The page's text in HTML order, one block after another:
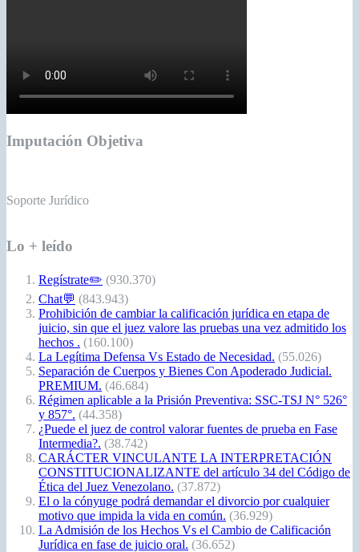
Imputación Objetiva
Soporte Jurídico
Lo + leído
Regístrate✏️ (930.370)
Chat💬 (843.943)
Prohibición de cambiar la calificación jurídica en etapa de
juicio, sin que el juez valore las pruebas una vez admitido los
hechos . (160.100)
La Legítima Defensa Vs Estado de Necesidad. (55.026)
Separación de Cuerpos y Bienes Con Apoderado Judicial.
PREMIUM. (46.684)
Régimen aplicable a la Prisión Preventiva: SSC-TSJ N° 526°
y 857°. (44.358)
¿Puede el juez de control valorar fuentes de prueba en Fase
Intermedia?. (38.742)
CARÁCTER VINCULANTE LA INTERPRETACIÓN
CONSTITUCIONALIZANTE del artículo 34 del Código de
Ética del Juez Venezolano. (37.872)
El o la cónyuge podrá demandar el divorcio por cualquier
motivo que impida la vida en común. (36.929)
La Admisión de los Hechos Vs el Cambio de Calificación
Jurídica en fase de juicio oral. (36.652)